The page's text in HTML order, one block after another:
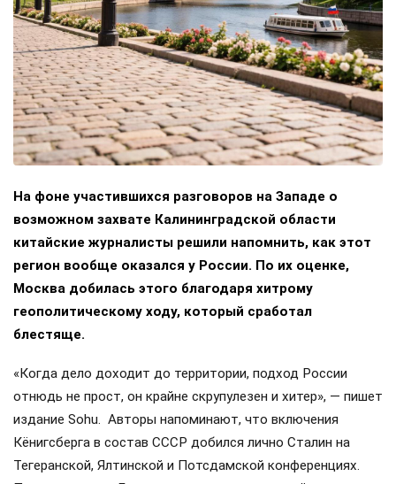
На фоне участившихся разговоров на Западе о
возможном захвате Калининградской области
китайские журналисты решили напомнить, как этот
регион вообще оказался у России. По их оценке,
Москва добилась этого благодаря хитрому
геополитическому ходу, который сработал
блестяще.
«Когда дело доходит до территории, подход России
отнюдь не прост, он крайне скрупулезен и хитер», — пишет
издание Sohu. Авторы напоминают, что включения
Кёнигсберга в состав СССР добился лично Сталин на
Тегеранской, Ялтинской и Потсдамской конференциях.